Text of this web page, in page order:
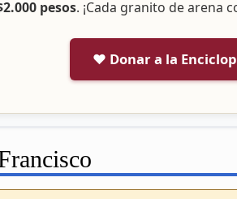
pesos. ¡Cada granito de arena
❤️ Donar a la